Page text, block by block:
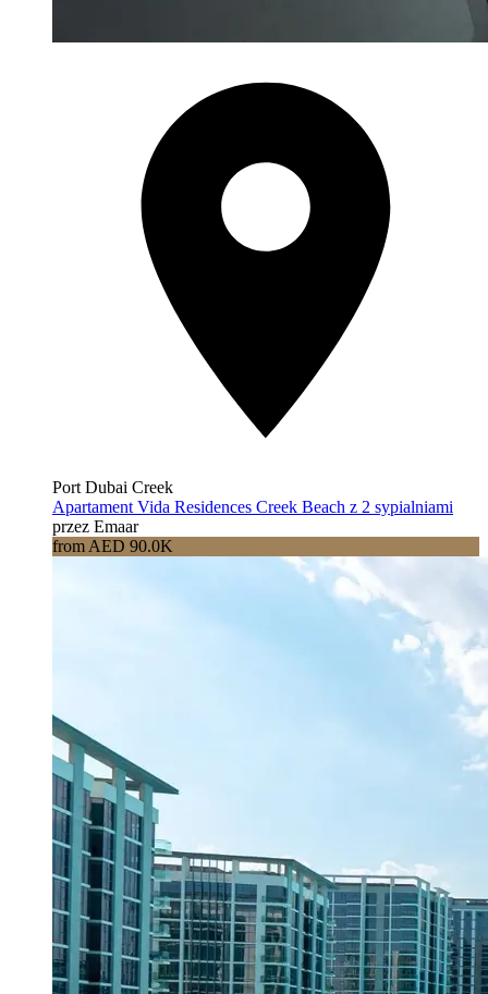
Port Dubai Creek
Apartament Vida Residences Creek Beach z 2 sypialniami
przez Emaar
from AED 90.0K